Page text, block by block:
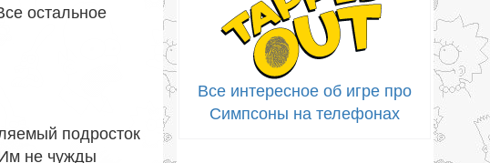
остальное
подросток
Им не чужды
Все интересное об игре про
Симпсоны на телефонах